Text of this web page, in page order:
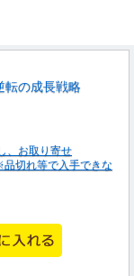
の成長戦略
、お取り寄せ
切れ等で入手できな